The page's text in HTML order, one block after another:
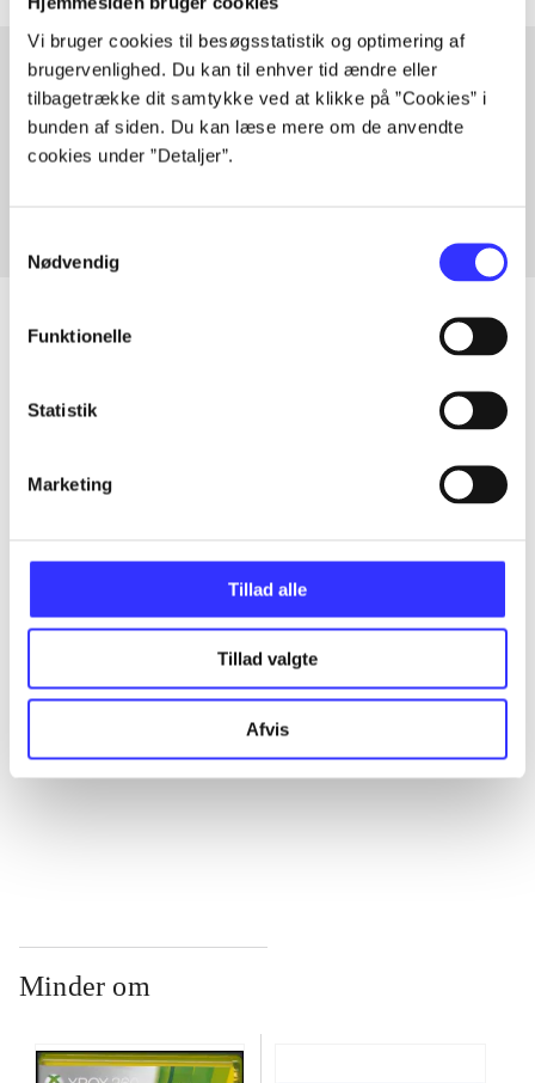
Vi bruger cookies til besøgsstatistik og optimering af
brugervenlighed. Du kan til enhver tid ændre eller
tilbagetrække dit samtykke ved at klikke på ”Cookies” i
bunden af siden. Du kan læse mere om de anvendte
cookies under ”Detaljer”.
Nødvendig
Funktionelle
Statistik
Marketing
Tillad alle
Tillad valgte
Afvis
Artikler med samme emner
Fra
...
Minder om